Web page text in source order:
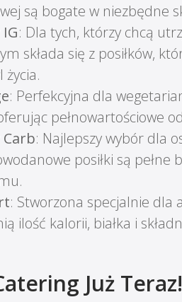
są bogate w niezbędne
: Dla tych, którzy chcą
składa się z posiłków,
życia.
: Perfekcyjna dla
pełnowartościowe
: Najlepszy wybór dla
posiłki są
: Stworzona specjalnie dla
ilość kalorii, białka i
Już Teraz!